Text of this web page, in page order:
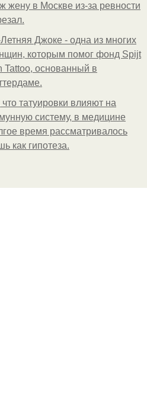
жену в Москве из-за ревности
Джоке - одна из многих
которым помог фонд Spijt
Tattoo, основанный в
что татуировки влияют на
систему, в медицине
время рассматривалось
как гипотеза.